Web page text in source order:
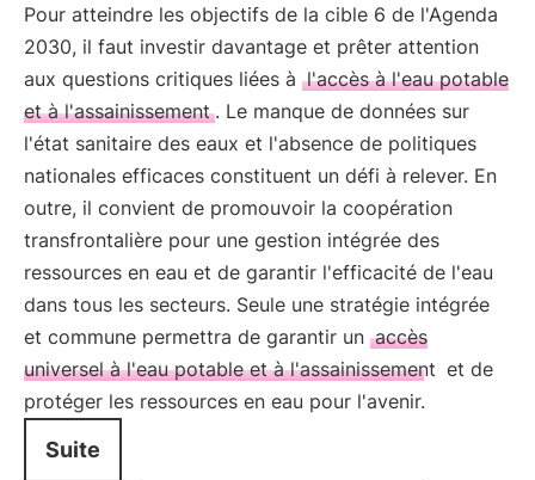
Pour atteindre les objectifs de la cible 6 de l'Agenda
2030, il faut investir davantage et prêter attention
aux questions critiques liées à l'accès à l'eau potable
et à l'assainissement . Le manque de données sur
l'état sanitaire des eaux et l'absence de politiques
nationales efficaces constituent un défi à relever. En
outre, il convient de promouvoir la coopération
transfrontalière pour une gestion intégrée des
ressources en eau et de garantir l'efficacité de l'eau
dans tous les secteurs. Seule une stratégie intégrée
et commune permettra de garantir un accès
universel à l'eau potable et à l'assainissement et de
protéger les ressources en eau pour l'avenir.
Suite